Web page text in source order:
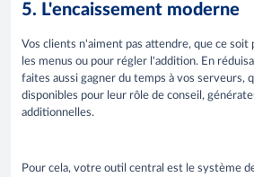
5. L'encaissement moderne
Vos clients n'aiment pas attendre, que ce
les menus ou pour régler l'addition. En
faites aussi gagner du temps à vos serveurs,
disponibles pour leur rôle de conseil,
additionnelles.
Pour cela, votre outil central est le système